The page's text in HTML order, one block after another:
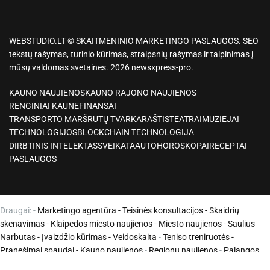
WEBSTUDIO.LT © SKAITMENINIO MARKETINGO PASLAUGOS. SEO
tekstų rašymas, turinio kūrimas, straipsnių rašymas ir talpinimas į
mūsų valdomas svetaines. 2026 newsxpress-pro.
KAUNO NAUJIENOSKAUNO RAJONO NAUJIENOS
RENGINIAI KAUNEFINANSAI
TRANSPORTO MARŠRUTŲ TVARKARAŠTISTEATRAIMUZIEJAI
TECHNOLOGIJOSBLOCKCHAIN TECHNOLOGIJA
DIRBTINIS INTELEKTASSVEIKATAAUTOHOROSKOPAIRECEPTAI
PASLAUGOS
Draugai: - Marketingo agentūra -Teisinės konsultacijos-Skaidrių
skenavimas- Klaipedos miesto naujienos- Miesto naujienos-Saulius
Narbutas- Įvaizdžio kūrimas-Veidoskaita -Teniso treniruotės-
Pranešimai spaudai - Kauno naujienos- Regionų naujienos- Palangos